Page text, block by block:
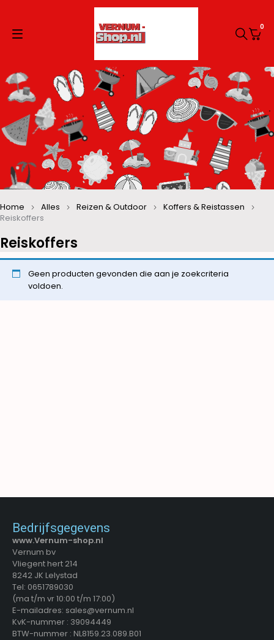
0
Reiskoffers
Home Alles Reizen & Outdoor
Koffers & Reistassen
Reiskoffers
Geen producten gevonden die aan je zoekcriteria
voldoen.
Bedrijfsgegevens
www.Vernum-shop.nl
Vernum bv
Vliegent hert 214
8242 JK Lelystad
Tel: 0651789030
(ma t/m vr 10:00 t/m 17:00)
E-mailadres: sales@vernum.nl
KvK-nummer : 39094449
BTW-nummer : NL8159.23.089.B01